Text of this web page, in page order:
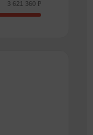
3 621 360 ₽